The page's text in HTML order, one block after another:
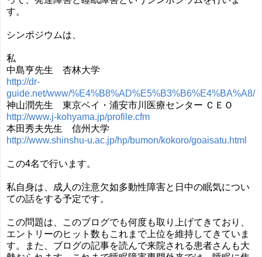
す。
シンポジウムは、
私
中島亨先生 杏林大学
http://dr-
guide.net/www/%E4%B8%AD%E5%B3%B6%E4%BA%A8/
神山潤先生 東京ベイ・浦安市川医療センター ＣＥＯ
http://www.j-kohyama.jp/profile.cfm
本田秀夫先生 信州大学
http://www.shinshu-u.ac.jp/hp/bumon/kokoro/goaisatu.html
この4名で行います。
私自身は、成人の注意欠如多動性障害と日中の眠気につい
ての話をする予定です。
この問題は、このブログでも何度も取り上げてきており、
エントリーのヒット数もこれまで上位を維持してきていま
す。また、ブログの記事を読んで来院される患者さんも大